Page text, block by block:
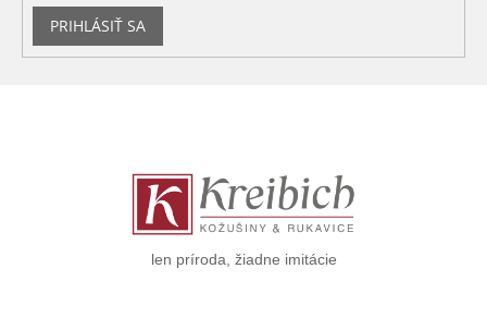
PRIHLÁSIŤ SA
len príroda, žiadne imitácie